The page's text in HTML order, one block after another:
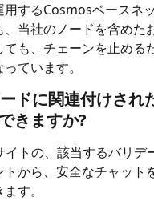
用するCosmosベースネ
当社のノードを含めた
も、チェーンを止める
ています。
ドに関連付けされ
きますか?
トの、該当するバリデ
から、安全なチャット
す。